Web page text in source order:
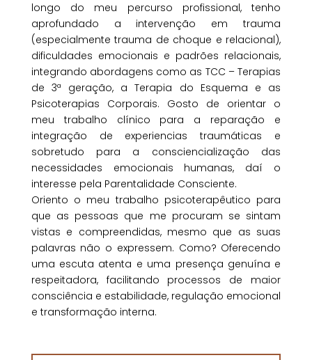
longo do meu percurso profissional, tenho
aprofundado a intervenção em trauma
(especialmente trauma de choque e relacional),
dificuldades emocionais e padrões relacionais,
integrando abordagens como as TCC – Terapias
de 3ª geração, a Terapia do Esquema e as
Psicoterapias Corporais. Gosto de orientar o
meu trabalho clínico para a reparação e
integração de experiencias traumáticas e
sobretudo para a consciencialização das
necessidades emocionais humanas, daí o
interesse pela Parentalidade Consciente.
Oriento o meu trabalho psicoterapêutico para
que as pessoas que me procuram se sintam
vistas e compreendidas, mesmo que as suas
palavras não o expressem. Como? Oferecendo
uma escuta atenta e uma presença genuína e
respeitadora, facilitando processos de maior
consciência e estabilidade, regulação emocional
e transformação interna.